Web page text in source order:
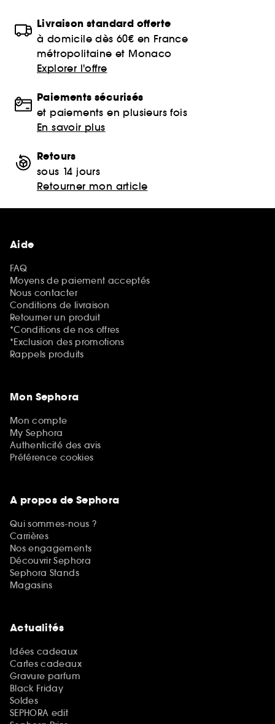
Livraison standard offerte
à domicile dès 60€ en France
métropolitaine et Monaco
Explorer l'offre
Paiements sécurisés
et paiements en plusieurs fois
En savoir plus
Retours
sous 14 jours
Retourner mon article
Aide
FAQ
Moyens de paiement acceptés
Nous contacter
Conditions de livraison
Retourner un produit
*Conditions de nos offres
*Exclusion des promotions
Rappels produits
Mon Sephora
Mon compte
My Sephora
Authenticité des avis
Préférence cookies
A propos de Sephora
Qui sommes-nous ?
Carrières
Nos engagements
Découvrir Sephora
Sephora Stands
Magasins
Actualités
Idées cadeaux
Cartes cadeaux
Gravure parfum
Black Friday
Soldes
SEPHORA edit